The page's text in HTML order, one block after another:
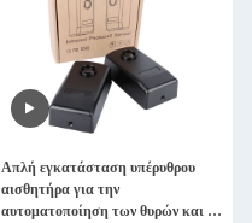
Απλή εγκατάσταση υπέρυθρου
αισθητήρα για την
αυτοματοποίηση των θυρών και τα